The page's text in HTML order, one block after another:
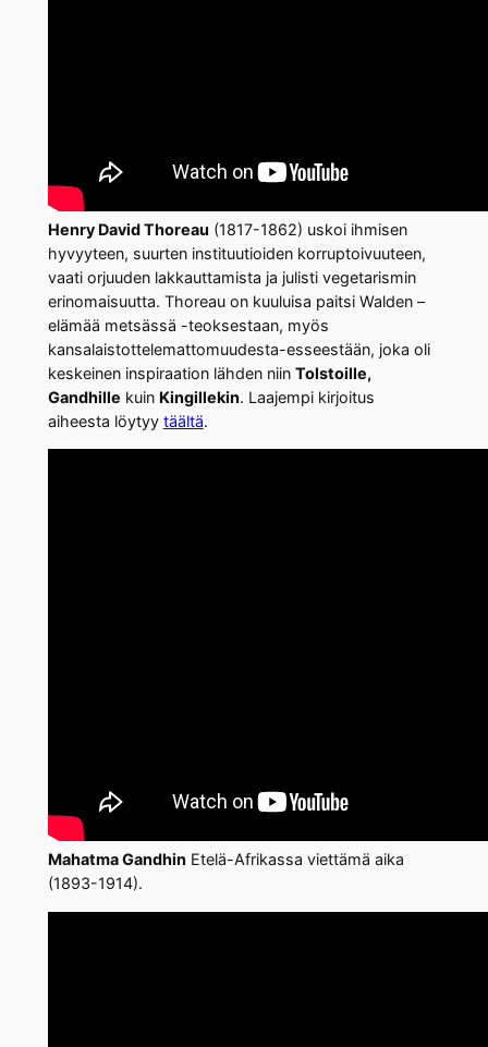
Henry David Thoreau (1817-1862) uskoi ihmisen
hyvyyteen, suurten instituutioiden korruptoivuuteen,
vaati orjuuden lakkauttamista ja julisti vegetarismin
erinomaisuutta. Thoreau on kuuluisa paitsi Walden –
elämää metsässä -teoksestaan, myös
kansalaistottelemattomuudesta-esseestään, joka oli
keskeinen inspiraation lähden niin Tolstoille,
Gandhille kuin Kingillekin. Laajempi kirjoitus
aiheesta löytyy täältä.
Mahatma Gandhin Etelä-Afrikassa viettämä aika
(1893-1914).